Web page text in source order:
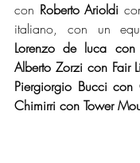
con Roberto Arioldi
Lorenzo de luca con
Alberto Zorzi con Fair
Piergiorgio Bucci
Chimirri con Tower